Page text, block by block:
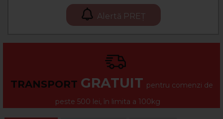
Alertă PREȚ
TRANSPORT GRATUIT pentru comenzi de
peste 500 lei, în limita a 100kg